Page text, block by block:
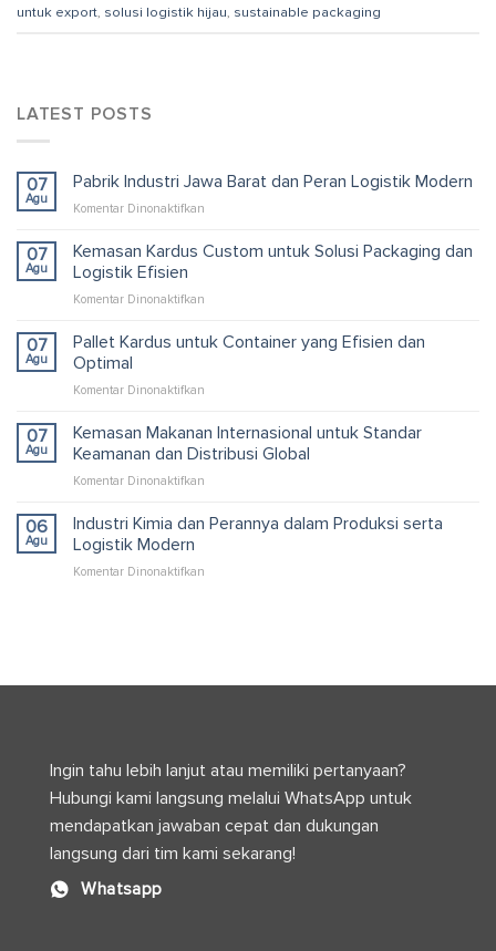
untuk export, solusi logistik hijau, sustainable packaging
LATEST POSTS
07
Agu
Pabrik Industri Jawa Barat dan Peran Logistik Modern
Komentar Dinonaktifkan
Industri
Logistik
07
Agu
Kemasan Kardus Custom untuk Solusi Packaging dan
Logistik Efisien
Komentar Dinonaktifkan
Kardus
dan
Logistik
07
Agu
Pallet Kardus untuk Container yang Efisien dan
Optimal
Komentar Dinonaktifkan
Kardus
untuk
dan
07
Agu
Kemasan Makanan Internasional untuk Standar
Keamanan dan Distribusi Global
Komentar Dinonaktifkan
Makanan
Internasional
06
Agu
Industri Kimia dan Perannya dalam Produksi serta
Logistik Modern
Komentar Dinonaktifkan
Produksi
Ingin tahu lebih lanjut atau memiliki pertanyaan?
Hubungi kami langsung melalui WhatsApp untuk
mendapatkan jawaban cepat dan dukungan
langsung dari tim kami sekarang!
Whatsapp